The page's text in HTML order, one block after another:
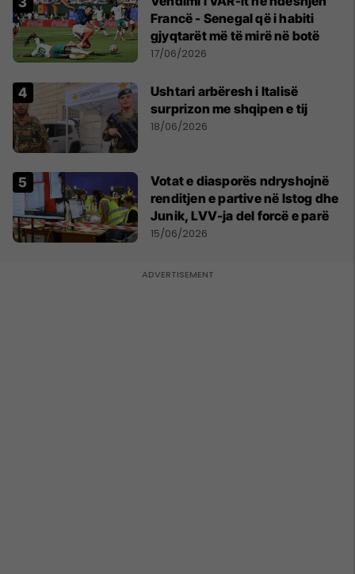
Francë - Senegal që i habiti
gjyqtarët më të mirë në botë
17/06/2026
Ushtari arbëresh i Italisë
surprizon me shqipen e tij
18/06/2026
Votat e diasporës ndryshojnë
renditjen e partive në Istog dhe
Junik, LVV-ja del forcë e parë
15/06/2026